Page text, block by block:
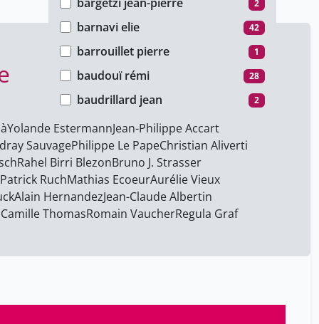
2
barnavi elie 42
barrouillet pierre 1
baudouï rémi 28
baudrillard jean 2
berelowitch wladimir
berthet stéphane
billeter jean-françois
bofford jacques
boisson de chazournes
Yolande EstermannJean-Philippe Accart
SauvagePhilippe Le PapeChristian Aliverti
Rahel Birri BlezonBruno J. Strasser
Patrick RuchMathias EcoeurAurélie Vieux
Alain HernandezJean-Claude Albertin
Camille ThomasRomain VaucherRegula Graf